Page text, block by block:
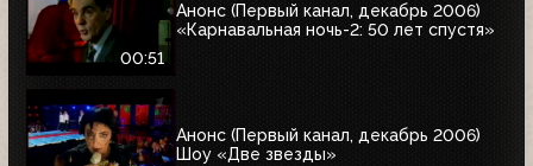
00:51
Анонс (Первый канал, декабрь 2006)
«Карнавальная ночь-2: 50 лет спустя»
Анонс (Первый канал, декабрь 2006)
Шоу «Две звезды»